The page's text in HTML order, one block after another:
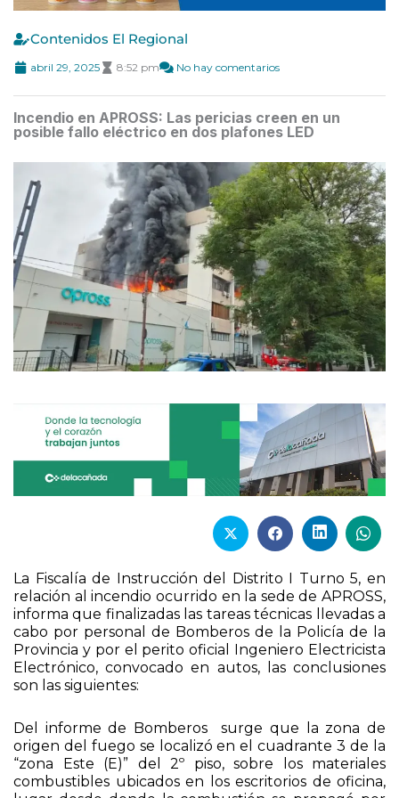
Contenidos El Regional
abril 29, 2025 8:52 pm No hay comentarios
Incendio en APROSS: Las pericias creen en un
posible fallo eléctrico en dos plafones LED
La Fiscalía de Instrucción del Distrito I Turno 5, en
relación al incendio ocurrido en la sede de APROSS,
informa que finalizadas las tareas técnicas llevadas a
cabo por personal de Bomberos de la Policía de la
Provincia y por el perito oficial Ingeniero Electricista
Electrónico, convocado en autos, las conclusiones
son las siguientes:
Del informe de Bomberos surge que la zona de
origen del fuego se localizó en el cuadrante 3 de la
“zona Este (E)” del 2º piso, sobre los materiales
combustibles ubicados en los escritorios de oficina,